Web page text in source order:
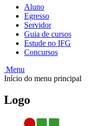
Aluno
Egresso
Servidor
Guia de cursos
Estude no IFG
Concursos
Menu
Início do menu principal
Logo